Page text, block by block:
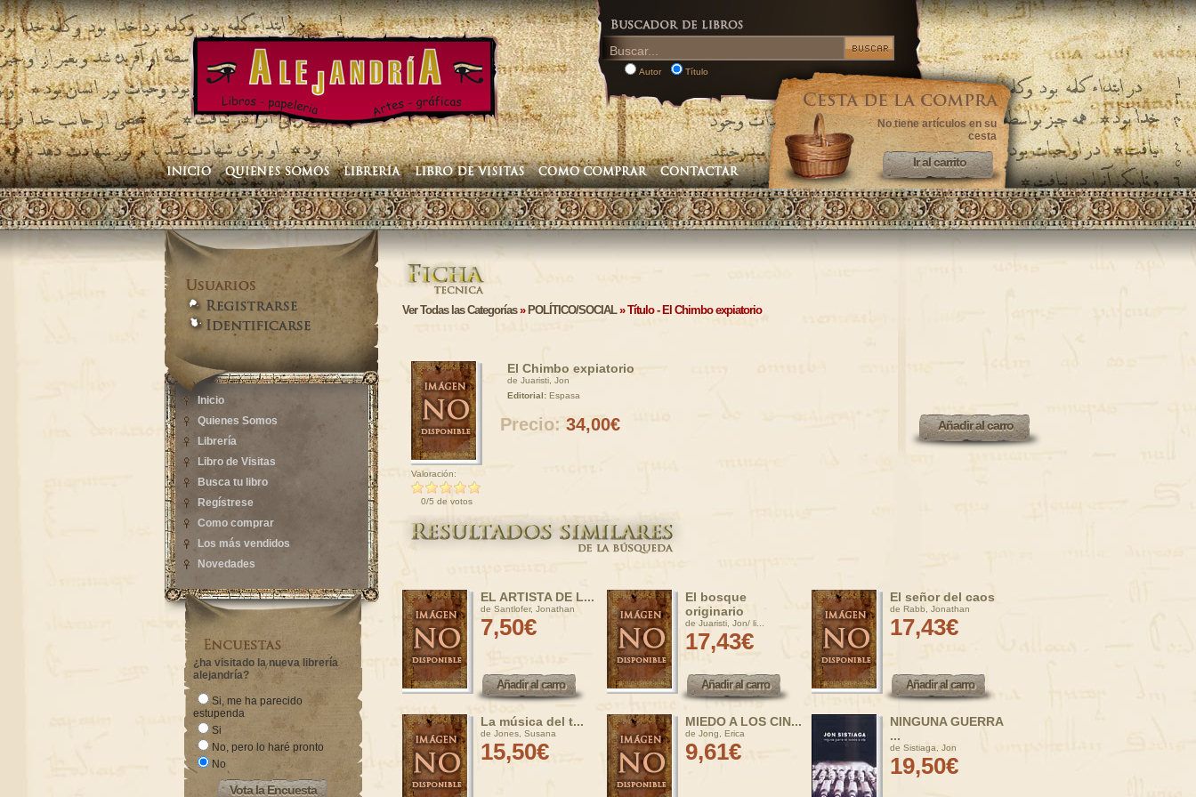
Autor Título
No tiene artículos en su
cesta
Ir al carrito
Ir al carrito
Inicio
Quienes Somos
Librería
Libro de Visitas
Busca tu libro
Regístrese
Como comprar
Los más vendidos
Novedades
¿ha visitado la nueva librería
alejandría?
Si, me ha parecido
estupenda
Si
No, pero lo haré pronto
No
Vota la Encuesta
Vota la Encuesta
Ver Todas las Categorías» POLÍTICO/SOCIAL» Título - El Chimbo expiatorio
Valoración:
0/5 de votos
El Chimbo expiatorio
de Juaristi, Jon
Editorial: Espasa
Precio: 34,00€ Añadir al carro
Añadir al carro
EL ARTISTA DE L...
de Santlofer, Jonathan
7,50€
Añadir al carro
Añadir al carro
El bosque
originario
de Juaristi, Jon/ li...
17,43€
Añadir al carro
Añadir al carro
El señor del caos
de Rabb, Jonathan
17,43€
Añadir al carro
Añadir al carro
La música del t...
de Jones, Susana
15,50€
MIEDO A LOS CIN...
de Jong, Erica
9,61€
NINGUNA GUERRA
...
de Sistiaga, Jon
19,50€